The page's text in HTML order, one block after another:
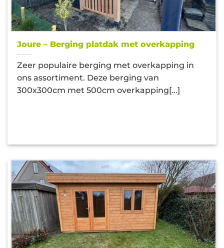
Joure – Berging platdak met overkapping
Zeer populaire berging met overkapping in
ons assortiment. Deze berging van
300x300cm met 500cm overkapping[...]